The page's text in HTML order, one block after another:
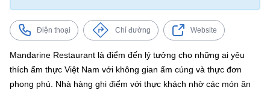
Điện thoại Chỉ đường Website
Mandarine Restaurant là điểm đến lý tưởng cho những ai yêu
thích ẩm thực Việt Nam với không gian ấm cúng và thực đơn
phong phú. Nhà hàng ghi điểm với thực khách nhờ các món ăn